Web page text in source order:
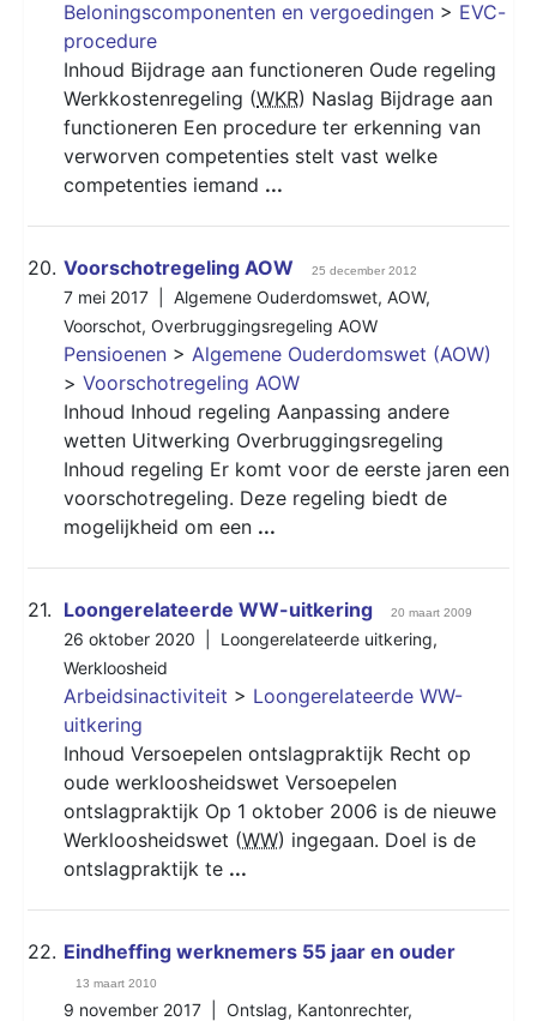
Beloningscomponenten en vergoedingen > EVC-
procedure
Inhoud Bijdrage aan functioneren Oude regeling
Werkkostenregeling (WKR) Naslag Bijdrage aan
functioneren Een procedure ter erkenning van
verworven competenties stelt vast welke
competenties iemand ...
20. Voorschotregeling AOW 25 december 2012
7 mei 2017 | Algemene Ouderdomswet, AOW,
Voorschot, Overbruggingsregeling AOW
Pensioenen > Algemene Ouderdomswet (AOW)
> Voorschotregeling AOW
Inhoud Inhoud regeling Aanpassing andere
wetten Uitwerking Overbruggingsregeling
Inhoud regeling Er komt voor de eerste jaren een
voorschotregeling. Deze regeling biedt de
mogelijkheid om een ...
21. Loongerelateerde WW-uitkering 20 maart 2009
26 oktober 2020 | Loongerelateerde uitkering,
Werkloosheid
Arbeidsinactiviteit > Loongerelateerde WW-
uitkering
Inhoud Versoepelen ontslagpraktijk Recht op
oude werkloosheidswet Versoepelen
ontslagpraktijk Op 1 oktober 2006 is de nieuwe
Werkloosheidswet (WW) ingegaan. Doel is de
ontslagpraktijk te ...
22. Eindheffing werknemers 55 jaar en ouder
13 maart 2010
9 november 2017 | Ontslag, Kantonrechter,